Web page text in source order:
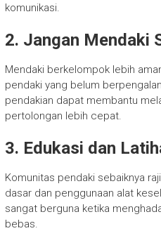
komunikasi.
2. Jangan Mendaki
Mendaki berkelompok lebih
pendaki yang belum
pendakian dapat membantu
pertolongan lebih cepat.
3. Edukasi dan
Komunitas pendaki sebaiknya
dasar dan penggunaan alat
sangat berguna ketika
bebas.